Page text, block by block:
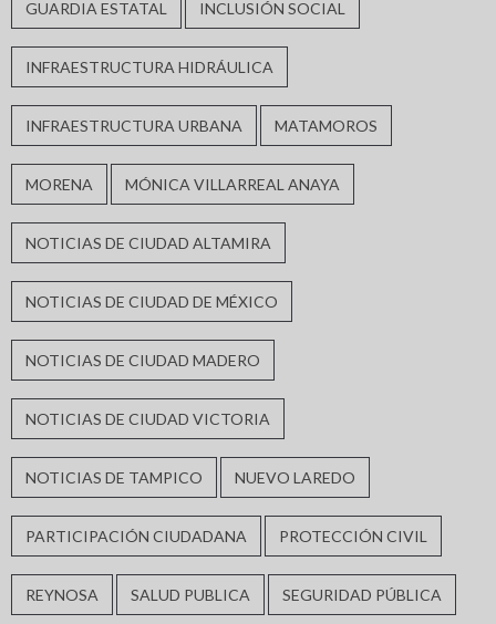
GUARDIA ESTATAL INCLUSIÓN SOCIAL
INFRAESTRUCTURA HIDRÁULICA
INFRAESTRUCTURA URBANA MATAMOROS
MORENA MÓNICA VILLARREAL ANAYA
NOTICIAS DE CIUDAD ALTAMIRA
NOTICIAS DE CIUDAD DE MÉXICO
NOTICIAS DE CIUDAD MADERO
NOTICIAS DE CIUDAD VICTORIA
NOTICIAS DE TAMPICO NUEVO LAREDO
PARTICIPACIÓN CIUDADANA PROTECCIÓN CIVIL
REYNOSA SALUD PUBLICA SEGURIDAD PÚBLICA